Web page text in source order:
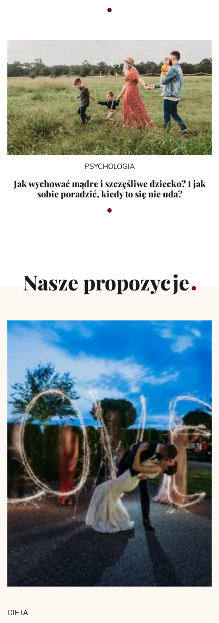
PSYCHOLOGIA
Jak wychować mądre i szczęśliwe dziecko? I jak
sobie poradzić, kiedy to się nie uda?
Nasze propozycje
DIETA